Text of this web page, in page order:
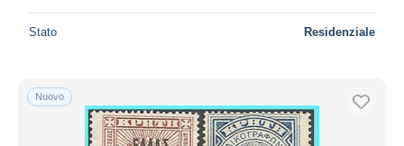
Stato Residenziale
Nuovo